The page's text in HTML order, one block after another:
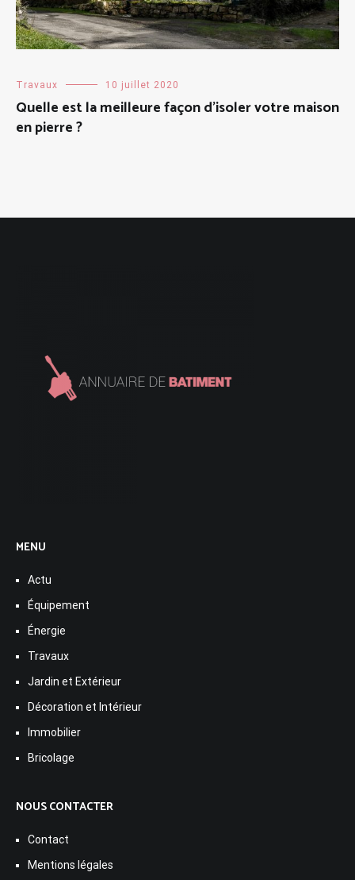
Travaux 10 juillet 2020
Quelle est la meilleure façon d’isoler votre maison
en pierre ?
MENU
Actu
Équipement
Énergie
Travaux
Jardin et Extérieur
Décoration et Intérieur
Immobilier
Bricolage
NOUS CONTACTER
Contact
Mentions légales